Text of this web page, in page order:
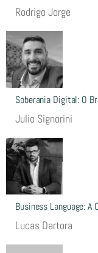
Rodrigo Jorge
Soberania Digital: O
Julio Signorini
Business Language:
Lucas Dartora